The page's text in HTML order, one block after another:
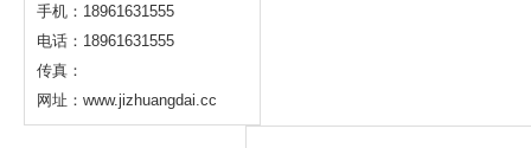
手机：18961631555
电话：18961631555
传真：
网址：www.jizhuangdai.cc